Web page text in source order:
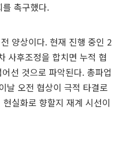
촉구했다.
양상이다. 현재 진행 중인 2
사후조정을 합치면 누적 협
선 것으로 파악된다. 총파업
날 오전 협상이 극적 타결로
실화로 향할지 재계 시선이